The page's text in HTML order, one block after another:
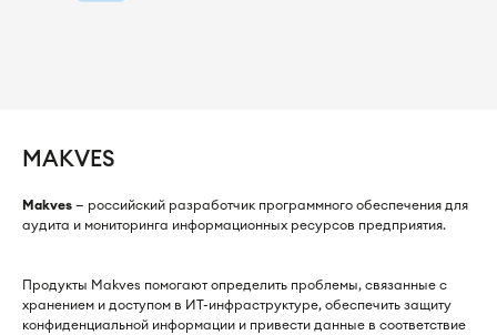
MAKVES
Makves — российский разработчик программного обеспечения для
аудита и мониторинга информационных ресурсов предприятия.
Продукты Makves помогают определить проблемы, связанные с
хранением и доступом в ИТ-инфраструктуре, обеспечить защиту
конфиденциальной информации и привести данные в соответствие